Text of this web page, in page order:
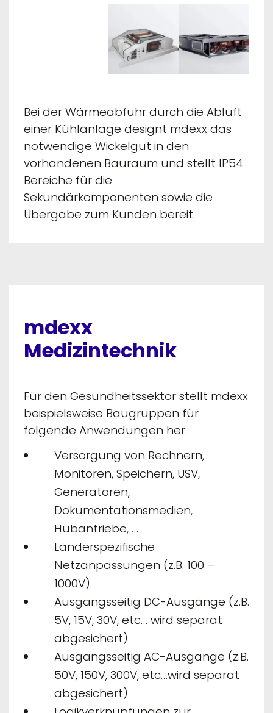
Bei der Wärmeabfuhr durch die Abluft
einer Kühlanlage designt mdexx das
notwendige Wickelgut in den
vorhandenen Bauraum und stellt IP54
Bereiche für die
Sekundärkomponenten sowie die
Übergabe zum Kunden bereit.
mdexx
Medizintechnik
Für den Gesundheitssektor stellt mdexx
beispielsweise Baugruppen für
folgende Anwendungen her:
Versorgung von Rechnern,
Monitoren, Speichern, USV,
Generatoren,
Dokumentationsmedien,
Hubantriebe, …
Länderspezifische
Netzanpassungen (z.B. 100 –
1000V).
Ausgangsseitig DC-Ausgänge (z.B.
5V, 15V, 30V, etc… wird separat
abgesichert)
Ausgangsseitig AC-Ausgänge (z.B.
50V, 150V, 300V, etc…wird separat
abgesichert)